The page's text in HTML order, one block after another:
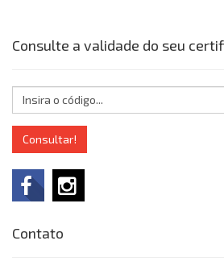
Consulte a validade do seu
Consultar!
Contato